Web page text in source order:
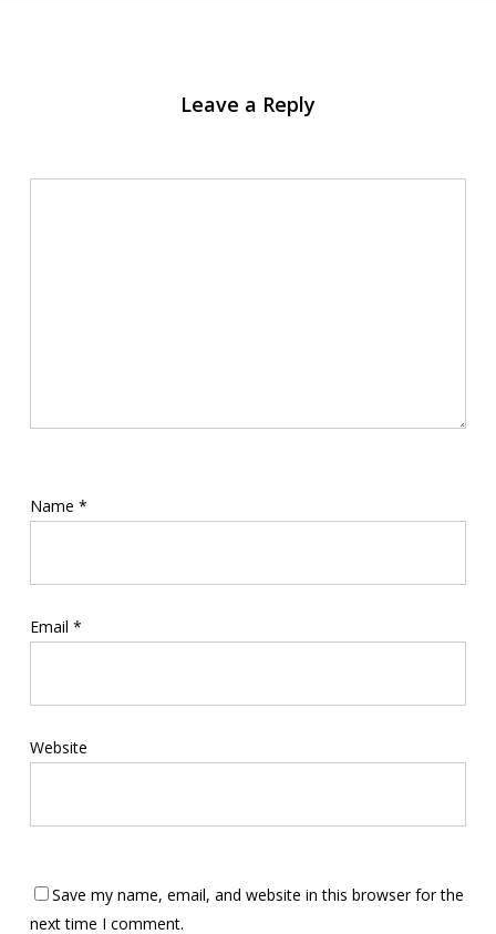
Leave a Reply
Name *
Email *
Website
Save my name, email, and website in this browser for the
next time I comment.